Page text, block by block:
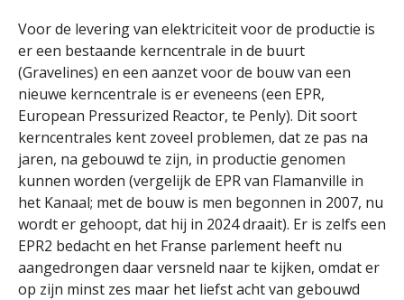
Voor de levering van elektriciteit voor de productie is
er een bestaande kerncentrale in de buurt
(Gravelines) en een aanzet voor de bouw van een
nieuwe kerncentrale is er eveneens (een EPR,
European Pressurized Reactor, te Penly). Dit soort
kerncentrales kent zoveel problemen, dat ze pas na
jaren, na gebouwd te zijn, in productie genomen
kunnen worden (vergelijk de EPR van Flamanville in
het Kanaal; met de bouw is men begonnen in 2007, nu
wordt er gehoopt, dat hij in 2024 draait). Er is zelfs een
EPR2 bedacht en het Franse parlement heeft nu
aangedrongen daar versneld naar te kijken, omdat er
op zijn minst zes maar het liefst acht van gebouwd